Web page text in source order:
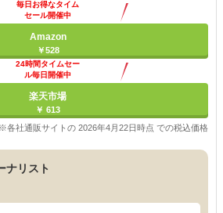
毎日お得なタイム
セール開催中
Amazon
￥528
24時間タイムセー
ル毎日開催中
楽天市場
￥ 613
※各社通販サイトの 2026年4月22日時点 での税込価格
ナリスト